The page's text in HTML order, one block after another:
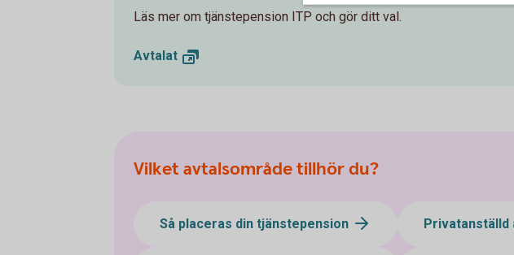
Läs mer om tjänstepension ITP och gör ditt val.
Avtalat
Vilket avtalsområde tillhör du?
Så placeras din tjänstepension Privatanställd